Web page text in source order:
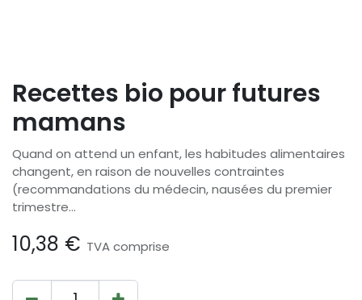
Recettes bio pour futures
mamans
Quand on attend un enfant, les habitudes alimentaires
changent, en raison de nouvelles contraintes
(recommandations du médecin, nausées du premier
trimestre...
10,38 € TVA comprise